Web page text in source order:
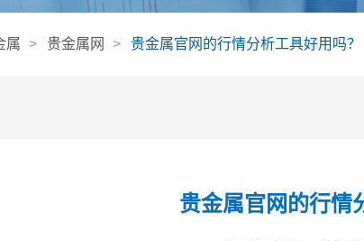
属 贵金属网 贵金属官网的行情分析工具好用吗？
贵金属官网的行情